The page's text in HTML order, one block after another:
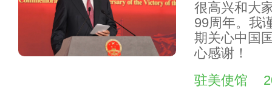
很高兴和大
99周年。我
期关心中国
心感谢！
驻美使馆